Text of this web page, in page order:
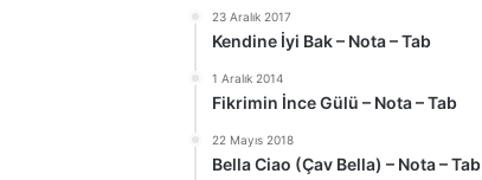
23 Aralık 2017
Kendine İyi Bak – Nota – Tab
1 Aralık 2014
Fikrimin İnce Gülü – Nota – Tab
22 Mayıs 2018
Bella Ciao (Çav Bella) – Nota – Tab